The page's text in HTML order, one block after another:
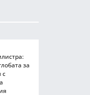
за
с